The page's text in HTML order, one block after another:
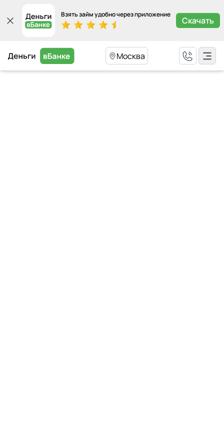
Взять займ удобно через приложение
Скачать
Москва